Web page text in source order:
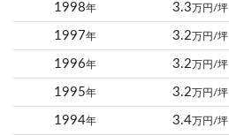
1998年 3.3 万円/坪
1997年 3.2 万円/坪
1996年 3.2 万円/坪
1995年 3.2 万円/坪
1994年 3.4万円/坪